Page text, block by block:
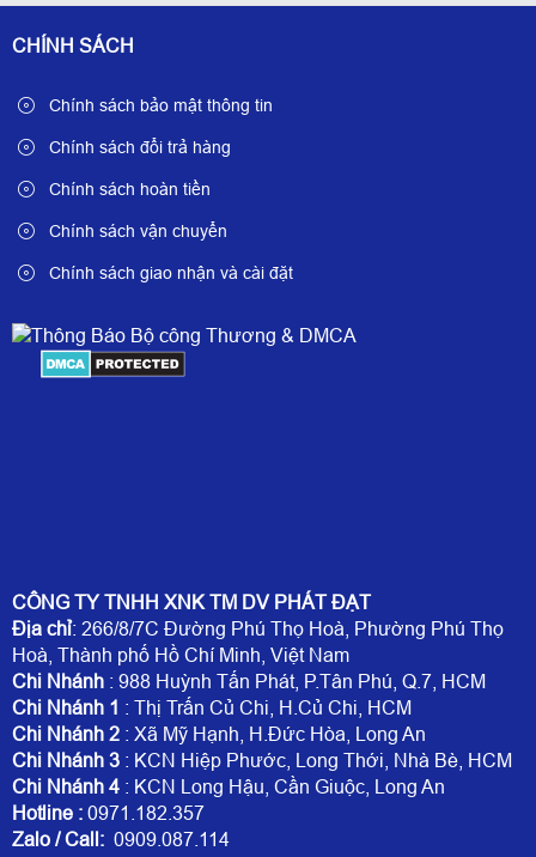
CÔNG TY TNHH XNK TM DV PHÁT ĐẠT
Địa chỉ: 266/8/7C Đường Phú Thọ Hoà, Phường Phú Thọ
Hoà, Thành phố Hồ Chí Minh, Việt Nam
Chi Nhánh : 988 Huỳnh Tấn Phát, P.Tân Phú, Q.7, HCM
Chi Nhánh 1 : Thị Trấn Củ Chi, H.Củ Chi, HCM
Chi Nhánh 2 : Xã Mỹ Hạnh, H.Đức Hòa, Long An
Chi Nhánh 3 : KCN Hiệp Phước, Long Thới, Nhà Bè, HCM
Chi Nhánh 4 : KCN Long Hậu, Cần Giuộc, Long An
Hotline : 0971.182.357
Zalo / Call: 0909.087.114
CHÍNH SÁCH
Chính sách bảo mật thông tin
Chính sách đổi trả hàng
Chính sách hoàn tiền
Chính sách vận chuyển
Chính sách giao nhận và cài đặt